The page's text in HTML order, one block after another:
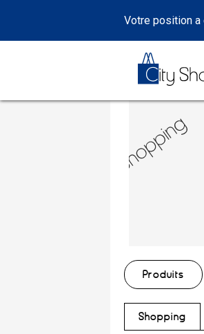
Votre position
Produits
Shopping